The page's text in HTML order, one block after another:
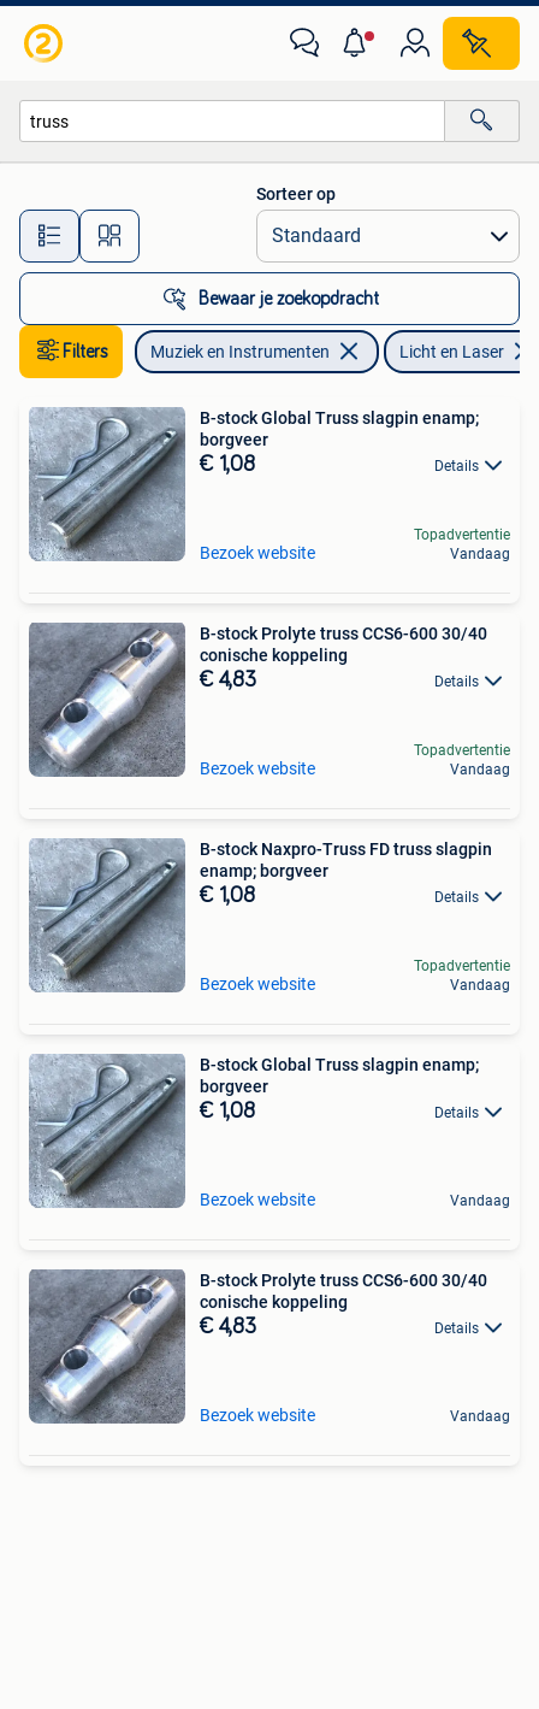
Alle afstanden…
Sorteer op
Bewaar je zoekopdracht
Filters Muziek en Instrumenten Licht en Laser
B-stock Global Truss slagpin enamp;
borgveer
€ 1,08 Details
Bezoek website
Topadvertentie
Vandaag
B-stock Prolyte truss CCS6-600 30/40
conische koppeling
€ 4,83 Details
Bezoek website
Topadvertentie
Vandaag
B-stock Naxpro-Truss FD truss slagpin
enamp; borgveer
€ 1,08 Details
Bezoek website
Topadvertentie
Vandaag
B-stock Global Truss slagpin enamp;
borgveer
€ 1,08 Details
Bezoek website Vandaag
B-stock Prolyte truss CCS6-600 30/40
conische koppeling
€ 4,83 Details
Bezoek website Vandaag